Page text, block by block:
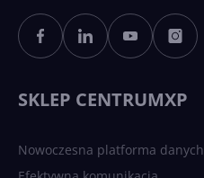
SKLEP CENTRUMXP
Nowoczesna platforma danych